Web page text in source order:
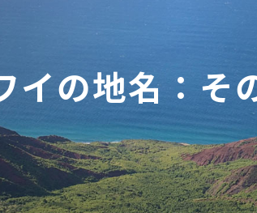
イの地名：そ